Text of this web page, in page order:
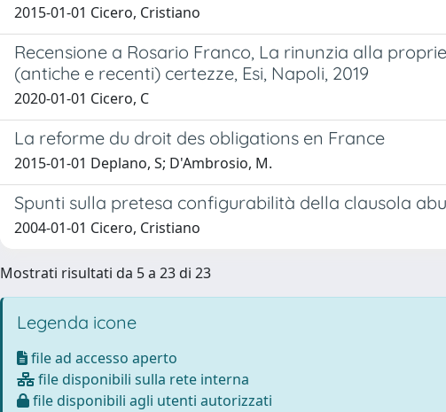
2015-01-01 Cicero, Cristiano
Recensione a Rosario Franco, La rinunzia alla
(antiche e recenti) certezze, Esi, Napoli, 2019
2020-01-01 Cicero, C
La reforme du droit des obligations en France
2015-01-01 Deplano, S; D'Ambrosio, M.
Spunti sulla pretesa configurabilità della clausola
2004-01-01 Cicero, Cristiano
Mostrati risultati da 5 a 23 di 23
Legenda icone
file ad accesso aperto
file disponibili sulla rete interna
file disponibili agli utenti autorizzati